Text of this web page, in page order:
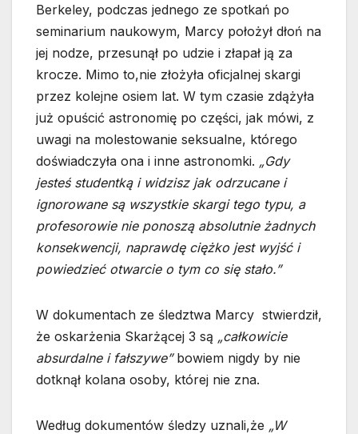
Berkeley, podczas jednego ze spotkań po
seminarium naukowym, Marcy położył dłoń na
jej nodze, przesunął po udzie i złapał ją za
krocze. Mimo to,nie złożyła oficjalnej skargi
przez kolejne osiem lat. W tym czasie zdążyła
już opuścić astronomię po części, jak mówi, z
uwagi na molestowanie seksualne, którego
doświadczyła ona i inne astronomki. „Gdy
jesteś studentką i widzisz jak odrzucane i
ignorowane są wszystkie skargi tego typu, a
profesorowie nie ponoszą absolutnie żadnych
konsekwencji, naprawdę ciężko jest wyjść i
powiedzieć otwarcie o tym co się stało.”
W dokumentach ze śledztwa Marcy stwierdził,
że oskarżenia Skarżącej 3 są „całkowicie
absurdalne i fałszywe” bowiem nigdy by nie
dotknął kolana osoby, której nie zna.
Według dokumentów śledzy uznali,że „W